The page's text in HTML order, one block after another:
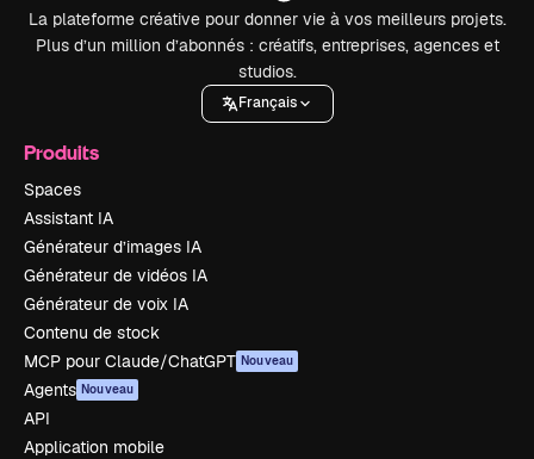
La plateforme créative pour donner vie à vos meilleurs projets.
Plus d’un million d’abonnés : créatifs, entreprises, agences et
studios.
Français
Produits
Spaces
Assistant IA
Générateur d’images IA
Générateur de vidéos IA
Générateur de voix IA
Contenu de stock
MCP pour Claude/ChatGPT Nouveau
Agents Nouveau
API
Application mobile